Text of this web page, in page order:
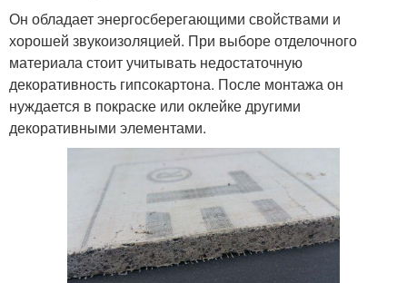
Он обладает энергосберегающими свойствами и
хорошей звукоизоляцией. При выборе отделочного
материала стоит учитывать недостаточную
декоративность гипсокартона. После монтажа он
нуждается в покраске или оклейке другими
декоративными элементами.